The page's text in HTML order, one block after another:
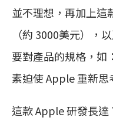
並不理想，再加上這
（約 3000美元），
要對產品的規格，如
素迫使 Apple 重新思
這款 Apple 研發長達